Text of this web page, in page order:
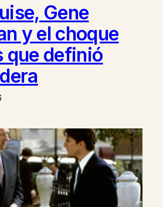
Gene
y el choque
que definió